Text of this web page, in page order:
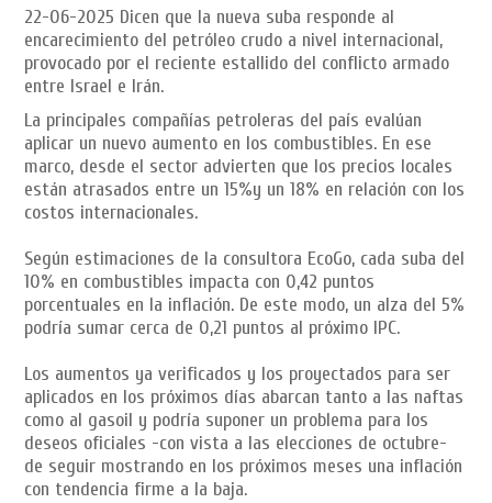
22-06-2025 Dicen que la nueva suba responde al
encarecimiento del petróleo crudo a nivel internacional,
provocado por el reciente estallido del conflicto armado
entre Israel e Irán.
La principales compañías petroleras del país evalúan
aplicar un nuevo aumento en los combustibles. En ese
marco, desde el sector advierten que los precios locales
están atrasados entre un 15%y un 18% en relación con los
costos internacionales.
Según estimaciones de la consultora EcoGo, cada suba del
10% en combustibles impacta con 0,42 puntos
porcentuales en la inflación. De este modo, un alza del 5%
podría sumar cerca de 0,21 puntos al próximo IPC.
Los aumentos ya verificados y los proyectados para ser
aplicados en los próximos días abarcan tanto a las naftas
como al gasoil y podría suponer un problema para los
deseos oficiales -con vista a las elecciones de octubre-
de seguir mostrando en los próximos meses una inflación
con tendencia firme a la baja.